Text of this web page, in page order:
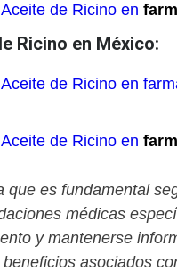
de Ricino en
Ricino en México:
de Ricino en
de Ricino en
que es fundamental
médicas
y mantenerse
asociados